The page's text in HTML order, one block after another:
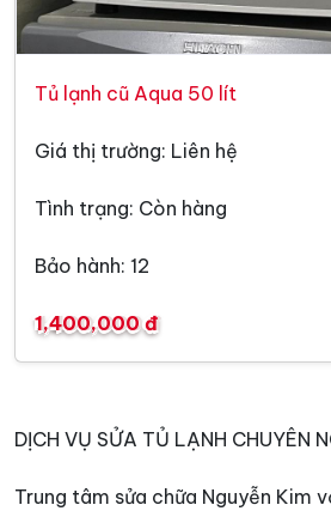
Tủ lạnh cũ Aqua 50 lít
Giá thị trường: Liên hệ
Tình trạng: Còn hàng
Bảo hành: 12
1,400,000 đ
DỊCH VỤ SỬA TỦ LẠNH CHUYÊN
Trung tâm sửa chữa Nguyễn Kim